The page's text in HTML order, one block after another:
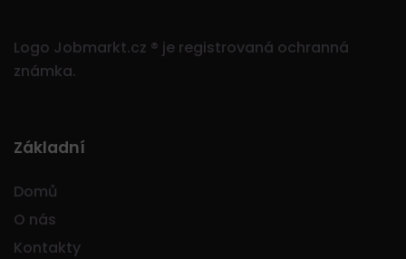
Logo Jobmarkt.cz ® je registrovaná ochranná
známka.
Základní
Domů
O nás
Kontakty